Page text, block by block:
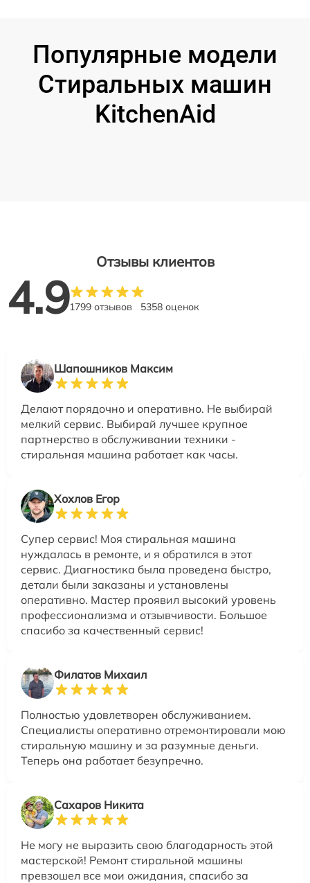
Популярные модели
Стиральных машин
KitchenAid
Отзывы клиентов
4.91799 отзывов 5358 оценок
Шапошников Максим
Делают порядочно и оперативно. Не выбирай
мелкий сервис. Выбирай лучшее крупное
партнерство в обслуживании техники -
стиральная машина работает как часы.
Хохлов Егор
Супер сервис! Моя стиральная машина
нуждалась в ремонте, и я обратился в этот
сервис. Диагностика была проведена быстро,
детали были заказаны и установлены
оперативно. Мастер проявил высокий уровень
профессионализма и отзывчивости. Большое
спасибо за качественный сервис!
Филатов Михаил
Полностью удовлетворен обслуживанием.
Специалисты оперативно отремонтировали мою
стиральную машину и за разумные деньги.
Теперь она работает безупречно.
Сахаров Никита
Не могу не выразить свою благодарность этой
мастерской! Ремонт стиральной машины
превзошел все мои ожидания, спасибо за